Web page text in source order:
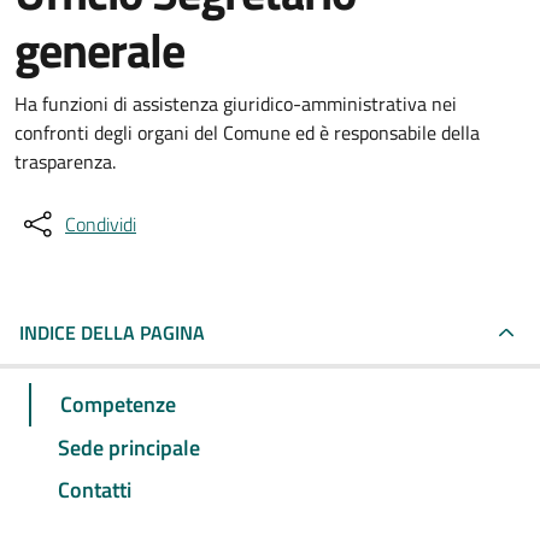
generale
Ha funzioni di assistenza giuridico-amministrativa nei
confronti degli organi del Comune ed è responsabile della
trasparenza.
Condividi
INDICE DELLA PAGINA
Competenze
Sede principale
Contatti